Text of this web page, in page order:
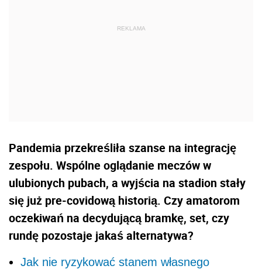
Pandemia przekreśliła szanse na integrację
zespołu. Wspólne oglądanie meczów w
ulubionych pubach, a wyjścia na stadion stały
się już pre-covidową historią. Czy amatorom
oczekiwań na decydującą bramkę, set, czy
rundę pozostaje jakaś alternatywa?
Jak nie ryzykować stanem własnego